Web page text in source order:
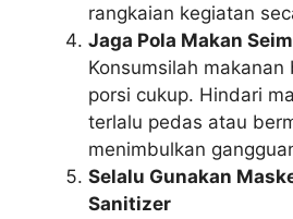
rangkaian kegiatan
Jaga Pola Makan
Konsumsilah makanan
porsi cukup. Hindari
terlalu pedas atau
menimbulkan
Selalu Gunakan
Sanitizer